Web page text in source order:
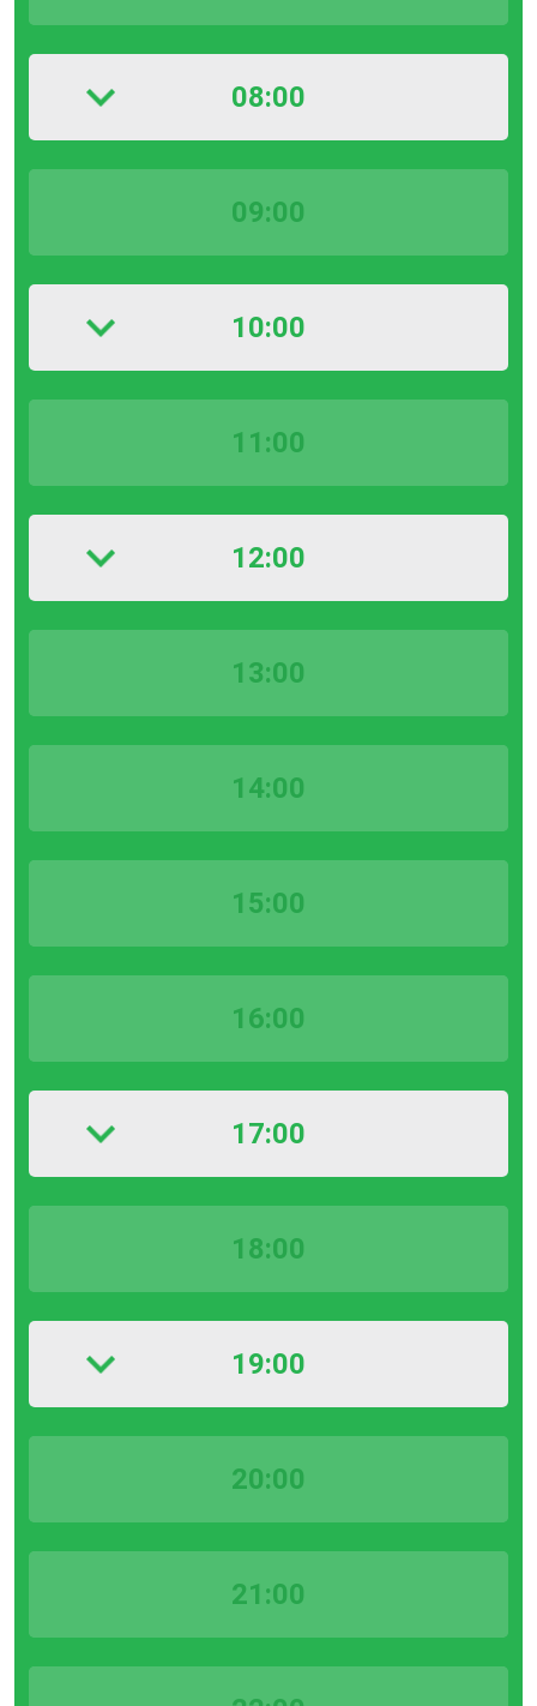
08:00
09:00
10:00
11:00
12:00
13:00
14:00
15:00
16:00
17:00
18:00
19:00
20:00
21:00